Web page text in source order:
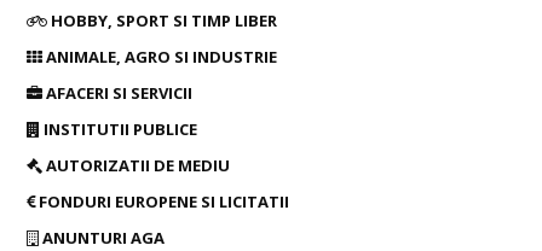
HOBBY, SPORT SI TIMP LIBER
ANIMALE, AGRO SI INDUSTRIE
AFACERI SI SERVICII
INSTITUTII PUBLICE
AUTORIZATII DE MEDIU
FONDURI EUROPENE SI LICITATII
ANUNTURI AGA